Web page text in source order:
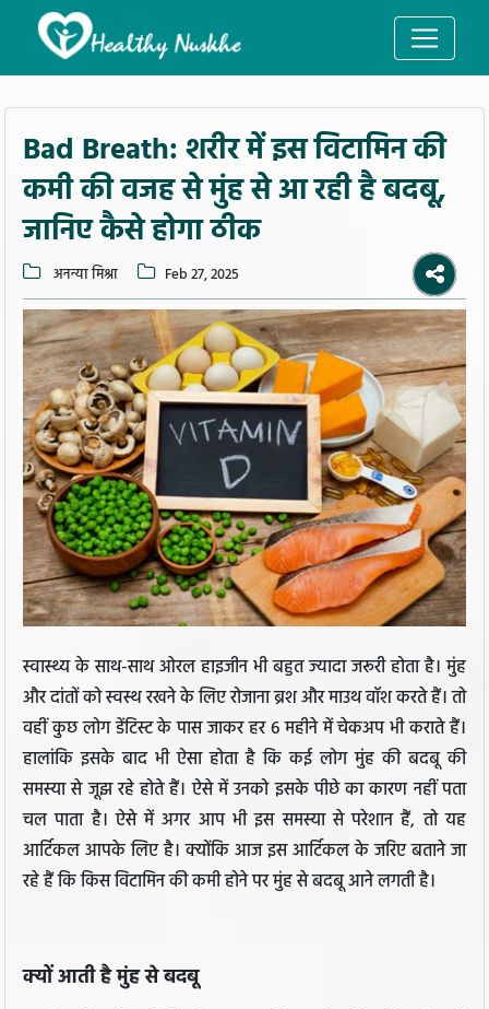
Bad Breath: शरीर में इस विटामिन की
कमी की वजह से मुंह से आ रही है बदबू,
जानिए कैसे होगा ठीक
अनन्या मिश्रा Feb 27, 2025
स्वास्थ्य के साथ-साथ ओरल हाइजीन भी बहुत ज्यादा जरूरी होता है। मुंह
और दांतों को स्वस्थ रखने के लिए रोजाना ब्रश और माउथ वॉश करते हैं। तो
वहीं कुछ लोग डेंटिस्ट के पास जाकर हर 6 महीने में चेकअप भी कराते हैं।
हालांकि इसके बाद भी ऐसा होता है कि कई लोग मुंह की बदबू की
समस्या से जूझ रहे होते हैं। ऐसे में उनको इसके पीछे का कारण नहीं पता
चल पाता है। ऐसे में अगर आप भी इस समस्या से परेशान हैं, तो यह
आर्टिकल आपके लिए है। क्योंकि आज इस आर्टिकल के जरिए बताने जा
रहे हैं कि किस विटामिन की कमी होने पर मुंह से बदबू आने लगती है।
क्यों आती है मुंह से बदबू